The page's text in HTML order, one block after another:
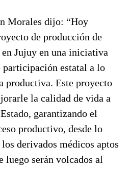
Morales dijo: “Hoy
de producción de
Jujuy en una iniciativa
participación estatal a lo
productiva. Este proyecto
la calidad de vida a
garantizando el
productivo, desde lo
derivados médicos aptos
luego serán volcados al